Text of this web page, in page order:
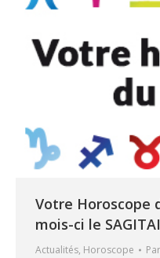
Votre Horoscope
mois-ci le
Actualités, Horoscope Par